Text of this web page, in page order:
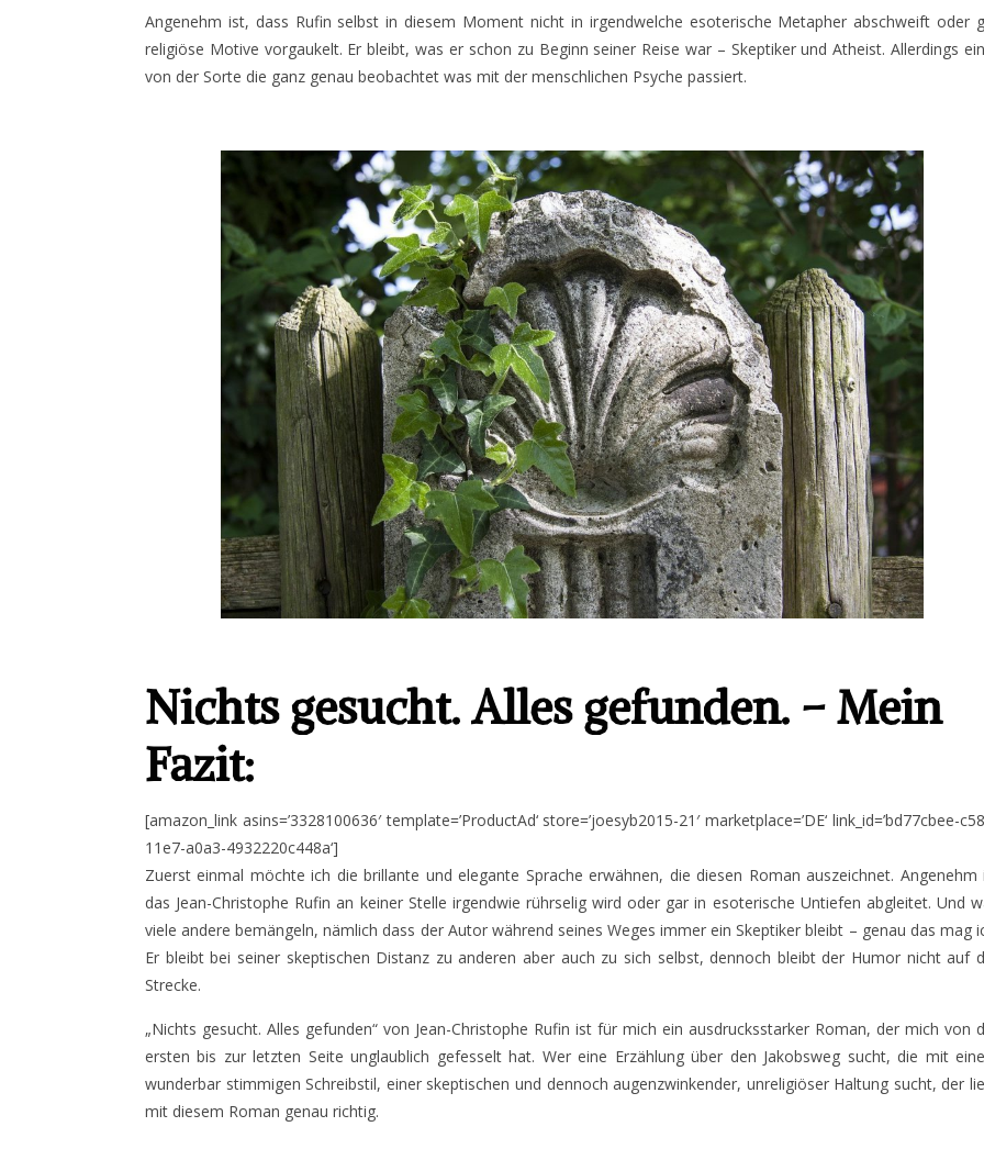
Angenehm ist, dass Rufin selbst in diesem Moment nicht in irgendwelche esoterische Metapher abschweift oder
religiöse Motive vorgaukelt. Er bleibt, was er schon zu Beginn seiner Reise war – Skeptiker und Atheist. Allerdings
von der Sorte die ganz genau beobachtet was mit der menschlichen Psyche passiert.
Nichts gesucht. Alles gefunden. – Mein
Fazit:
[amazon_link asins=’3328100636′ template=’ProductAd‘ store=’joesyb2015-21′ marketplace=’DE‘ link_id=’bd77cbee-
11e7-a0a3-4932220c448a‘]
Zuerst einmal möchte ich die brillante und elegante Sprache erwähnen, die diesen Roman auszeichnet. Angenehm
das Jean-Christophe Rufin an keiner Stelle irgendwie rührselig wird oder gar in esoterische Untiefen abgleitet. Und
viele andere bemängeln, nämlich dass der Autor während seines Weges immer ein Skeptiker bleibt – genau das mag
Er bleibt bei seiner skeptischen Distanz zu anderen aber auch zu sich selbst, dennoch bleibt der Humor nicht auf
Strecke.
„Nichts gesucht. Alles gefunden“ von Jean-Christophe Rufin ist für mich ein ausdrucksstarker Roman, der mich von
ersten bis zur letzten Seite unglaublich gefesselt hat. Wer eine Erzählung über den Jakobsweg sucht, die mit
wunderbar stimmigen Schreibstil, einer skeptischen und dennoch augenzwinkender, unreligiöser Haltung sucht, der
mit diesem Roman genau richtig.